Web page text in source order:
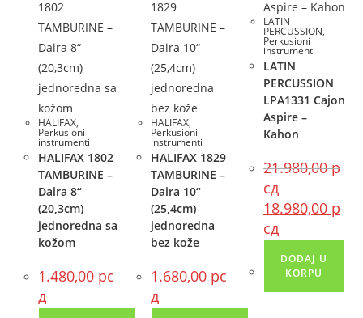
HALIFAX,
Perkusioni
instrumenti
HALIFAX 1802
TAMBURINE –
Daira 8“
(20,3cm)
jednoredna sa
kožom
1.480,00 рс
д
HALIFAX,
Perkusioni
instrumenti
HALIFAX 1829
TAMBURINE –
Daira 10“
(25,4cm)
jednoredna
bez kože
1.680,00 рс
д
LATIN
PERCUSSION,
Perkusioni
instrumenti
LATIN
PERCUSSION
LPA1331 Cajon
Aspire –
Kahon
21.980,00р
сд
18.980,00 р
сд
DODAJ U
KORPU